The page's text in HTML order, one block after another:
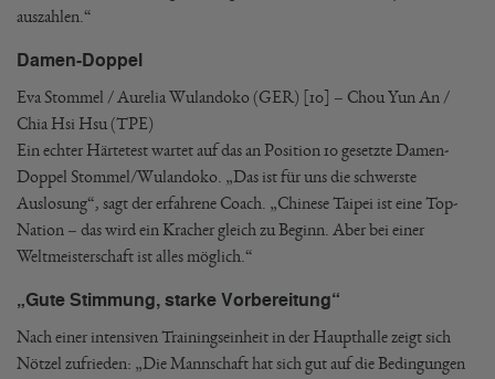
auszahlen.“
Damen-Doppel
Eva Stommel / Aurelia Wulandoko (GER) [10] – Chou Yun An /
Chia Hsi Hsu (TPE)
Ein echter Härtetest wartet auf das an Position 10 gesetzte Damen-
Doppel Stommel/Wulandoko. „Das ist für uns die schwerste
Auslosung“, sagt der erfahrene Coach. „Chinese Taipei ist eine Top-
Nation – das wird ein Kracher gleich zu Beginn. Aber bei einer
Weltmeisterschaft ist alles möglich.“
„Gute Stimmung, starke Vorbereitung“
Nach einer intensiven Trainingseinheit in der Haupthalle zeigt sich
Nötzel zufrieden: „Die Mannschaft hat sich gut auf die Bedingungen